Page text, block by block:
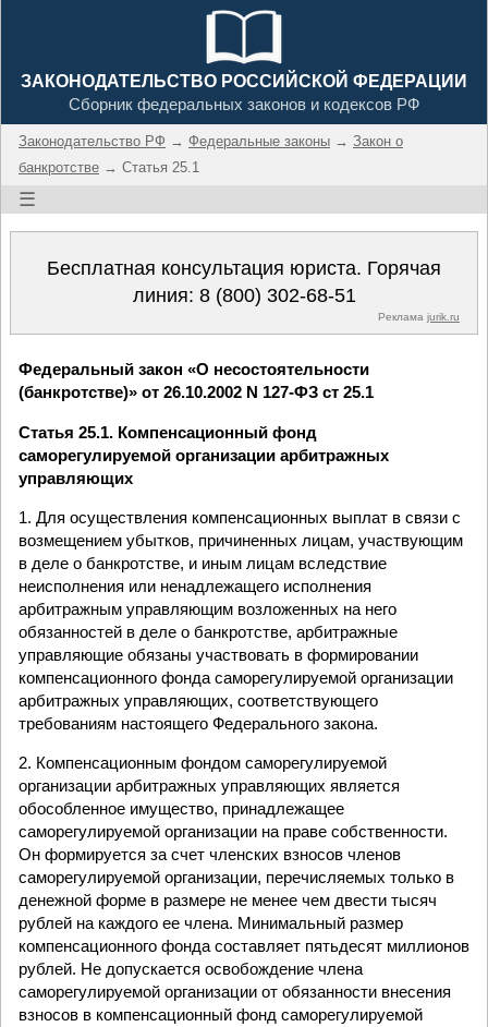
ЗАКОНОДАТЕЛЬСТВО РОССИЙСКОЙ ФЕДЕРАЦИИ
Сборник федеральных законов и кодексов РФ
Законодательство РФ → Федеральные законы → Закон о
банкротстве → Статья 25.1
☰
Бесплатная консультация юриста. Горячая
линия: 8 (800) 302-68-51
Реклама jurik.ru
Федеральный закон «О несостоятельности
(банкротстве)» от 26.10.2002 N 127-ФЗ ст 25.1
Статья 25.1. Компенсационный фонд
саморегулируемой организации арбитражных
управляющих
1. Для осуществления компенсационных выплат в связи с
возмещением убытков, причиненных лицам, участвующим
в деле о банкротстве, и иным лицам вследствие
неисполнения или ненадлежащего исполнения
арбитражным управляющим возложенных на него
обязанностей в деле о банкротстве, арбитражные
управляющие обязаны участвовать в формировании
компенсационного фонда саморегулируемой организации
арбитражных управляющих, соответствующего
требованиям настоящего Федерального закона.
2. Компенсационным фондом саморегулируемой
организации арбитражных управляющих является
обособленное имущество, принадлежащее
саморегулируемой организации на праве собственности.
Он формируется за счет членских взносов членов
саморегулируемой организации, перечисляемых только в
денежной форме в размере не менее чем двести тысяч
рублей на каждого ее члена. Минимальный размер
компенсационного фонда составляет пятьдесят миллионов
рублей. Не допускается освобождение члена
саморегулируемой организации от обязанности внесения
взносов в компенсационный фонд саморегулируемой